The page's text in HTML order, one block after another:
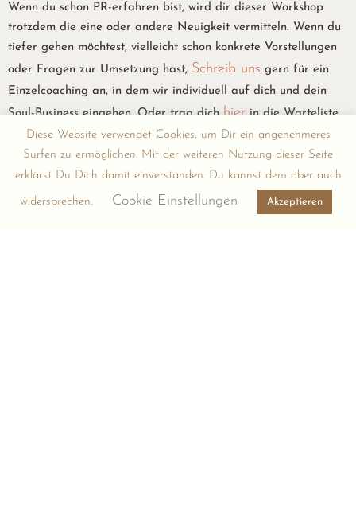
Wenn du schon PR-erfahren bist, wird dir dieser Workshop
trotzdem die eine oder andere Neuigkeit vermitteln. Wenn du
tiefer gehen möchtest, vielleicht schon konkrete Vorstellungen
oder Fragen zur Umsetzung hast, Schreib uns gern für ein
Einzelcoaching an, in dem wir individuell auf dich und dein
Soul-Business eingehen. Oder trag dichhierin die Warteliste
für Folgeworkshops ein, die noch spezialisierter und eventuell
besserfür dich geeignet sind.
Ich habe zu wenig Ressourcen, PR selbstständig
durchzuführen. Ist der Workshop für mich?
Diese Website verwendet Cookies, um Dir ein angenehmeres
Surfen zu ermöglichen. Mit der weiteren Nutzung dieser Seite
erklärst Du Dich damit einverstanden. Du kannst dem aber auch
widersprechen. Cookie Einstellungen Akzeptieren